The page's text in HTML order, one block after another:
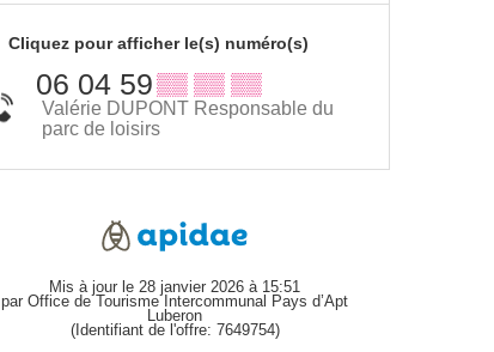
Cliquez pour afficher le(s) numéro(s)
06 04 59 ▒▒ ▒▒ ▒▒
Valérie DUPONT Responsable du
parc de loisirs
Mis à jour le 28 janvier 2026 à 15:51
par Office de Tourisme Intercommunal Pays d’Apt
Luberon
(Identifiant de l'offre: 7649754)